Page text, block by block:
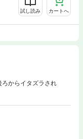
試し読み カートへ
からイタズラされ